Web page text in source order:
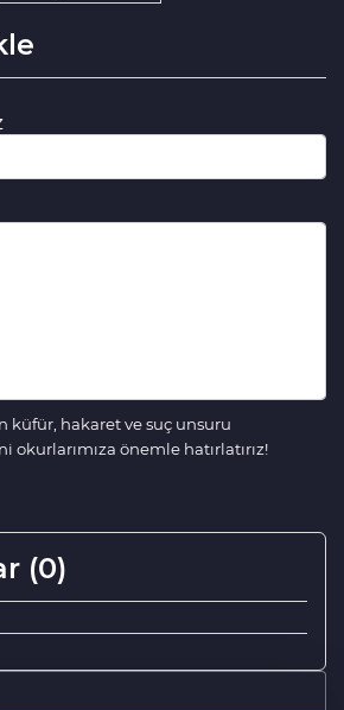
küfür, hakaret ve suç unsuru
önemle hatırlatırız!
(0)